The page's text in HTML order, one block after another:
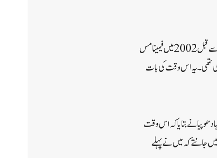
بالی ووڈ اداکارہ نیہا دھوپیا آج اپنی 42ویں سالگرہ منا رہی ہیں۔نیہا دھوپیا فلمی دنیا میں قسمت آزمائی کرنے ممبئی آنے سے قبل 2002 میں فیمینا مس
کی تھی۔یہ اس وقت کی بات
دھوپیا نے بتایا کہ اس وقت
جانتے کہ میں نے پہلے